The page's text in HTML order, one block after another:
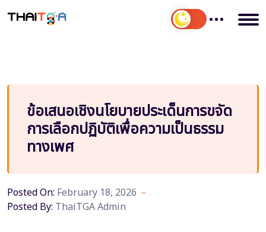
ข้อเสนอเชิงนโยบายประเด็นการขจัด
การเลือกปฏิบัติเพื่อความเป็นธรรม
ทางเพศ
Posted On: February 18, 2026
Posted By: ThaiTGA Admin